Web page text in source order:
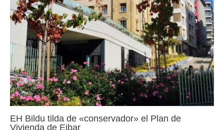
EH Bildu tilda de «conservador» el Plan de
Vivienda de Eibar